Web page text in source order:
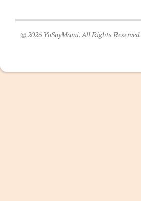
© 2026 YoSoyMami. All Rights Reserved.